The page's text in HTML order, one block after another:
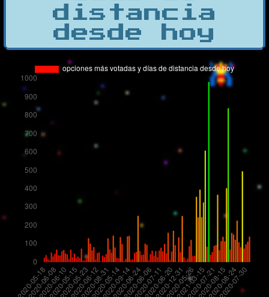
distancia
desde hoy